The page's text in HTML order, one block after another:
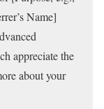
Name]
appreciate the
about your